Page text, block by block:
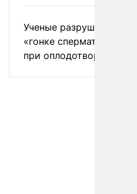
Ученые разрушили миф
«гонке
при оплодотворении